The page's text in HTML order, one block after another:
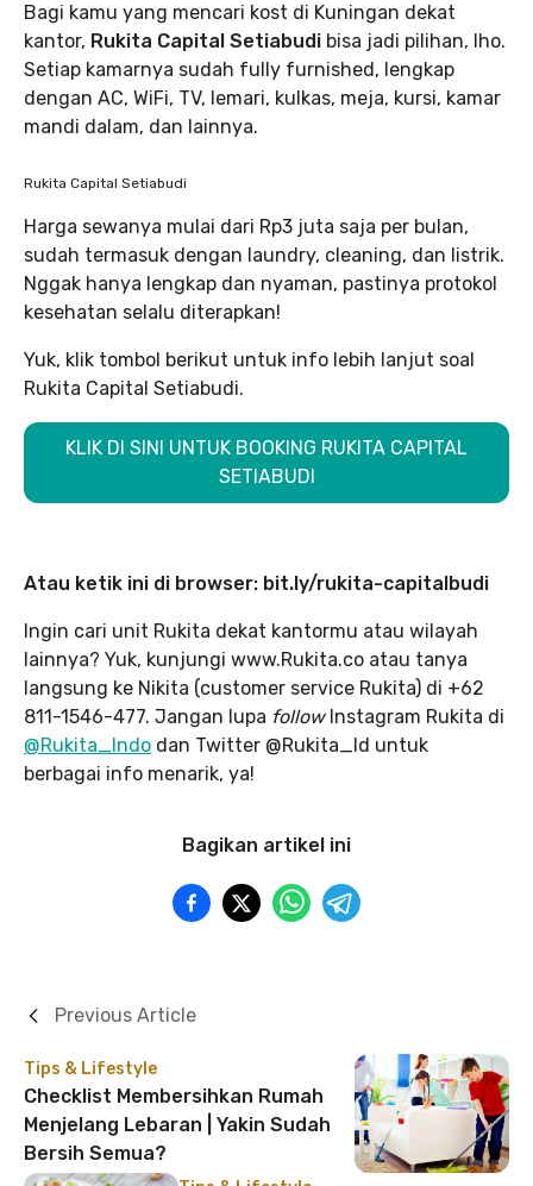
Bagi kamu yang mencari kost di Kuningan dekat
kantor, Rukita Capital Setiabudi bisa jadi pilihan, lho.
Setiap kamarnya sudah fully furnished, lengkap
dengan AC, WiFi, TV, lemari, kulkas, meja, kursi, kamar
mandi dalam, dan lainnya.
Rukita Capital Setiabudi
Harga sewanya mulai dari Rp3 juta saja per bulan,
sudah termasuk dengan laundry, cleaning, dan listrik.
Nggak hanya lengkap dan nyaman, pastinya protokol
kesehatan selalu diterapkan!
Yuk, klik tombol berikut untuk info lebih lanjut soal
Rukita Capital Setiabudi.
KLIK DI SINI UNTUK BOOKING RUKITA CAPITAL
SETIABUDI
Atau ketik ini di browser: bit.ly/rukita-capitalbudi
Ingin cari unit Rukita dekat kantormu atau wilayah
lainnya? Yuk, kunjungi www.Rukita.co atau tanya
langsung ke Nikita (customer service Rukita) di +62
811-1546-477. Jangan lupa follow Instagram Rukita di
@Rukita_Indo dan Twitter @Rukita_Id untuk
berbagai info menarik, ya!
Bagikan artikel ini
Tips & Lifestyle
Checklist Membersihkan Rumah
Menjelang Lebaran | Yakin Sudah
Bersih Semua?
Previous Article